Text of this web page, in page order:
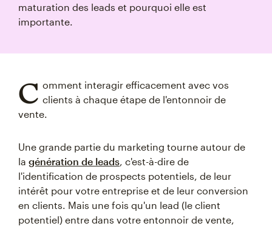
maturation des leads et pourquoi elle est
importante.
C omment interagir efficacement avec vos
clients à chaque étape de l'entonnoir de
vente.
Une grande partie du marketing tourne autour de
la génération de leads, c'est-à-dire de
l'identification de prospects potentiels, de leur
intérêt pour votre entreprise et de leur conversion
en clients. Mais une fois qu'un lead (le client
potentiel) entre dans votre entonnoir de vente,